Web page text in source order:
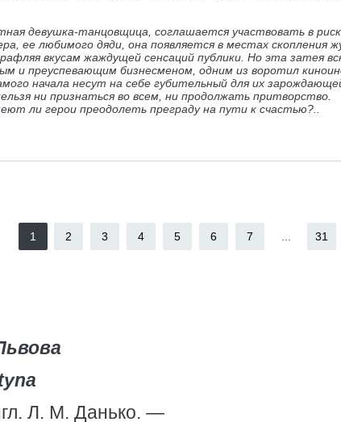
девушка-танцовщица, соглашается участвовать в
ее любимого дяди, она появляется в местах скопления
вкусам жаждущей сенсаций публики. Но эта затея
и преуспевающим бизнесменом, одним из воротил
начала несут на себе губительный для их
ни признаться во всем, ни продолжать притворство.
ли герои преодолеть преграду на пути к счастью?..
1 2 3 4 5 6 7 31
Л. М. Данько. —